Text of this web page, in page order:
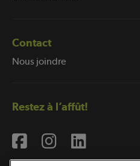
Contact
Nous joindre
Restez à l’affût!